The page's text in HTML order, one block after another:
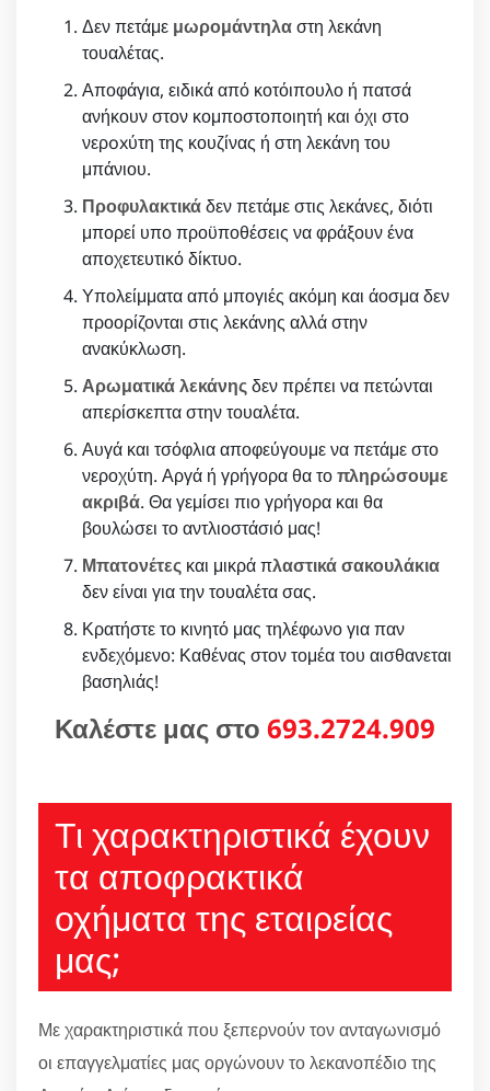
Δεν πετάμε μωρομάντηλαστη λεκάνη
τουαλέτας.
Αποφάγια, ειδικά από κοτόιπουλο ή πατσά
ανήκουν στον κομποστοποιητή και όχι στο
νερoxύτη της κουζίνας ή στη λεκάνη του
μπάνιου.
Προφυλακτικάδεν πετάμε στις λεκάνες, διότι
μπορεί υπο προϋποθέσεις να φράξουν ένα
αποχετευτικό δίκτυο.
Υπολείμματα από μπογιές ακόμη και άοσμα δεν
προορίζονται στις λεκάνης αλλά στην
ανακύκλωση.
Αρωματικά λεκάνηςδεν πρέπει να πετώνται
απερίσκεπτα στην τουαλέτα.
Αυγά και τσόφλια αποφεύγουμε να πετάμε στο
νεροχύτη. Αργά ή γρήγορα θα τοπληρώσουμε
ακριβά. Θα γεμίσει πιο γρήγορα και θα
βουλώσει το αντλιοστάσιό μας!
Μπατονέτες και μικρά πλαστικά σακουλάκια
δεν είναι για την τουαλέτα σας.
Κρατήστε το κινητό μας τηλέφωνο για παν
ενδεχόμενο: Καθένας στον τομέα του αισθανεται
βασηλιάς!
Καλέστε μας στο 693.2724.909
Τι χαρακτηριστικά έχουν
τα αποφρακτικά
οχήματα της εταιρείας
μας;
Με χαρακτηριστικά που ξεπερνούν τον ανταγωνισμό
οι επαγγελματίες μας οργώνουν το λεκανοπέδιο της